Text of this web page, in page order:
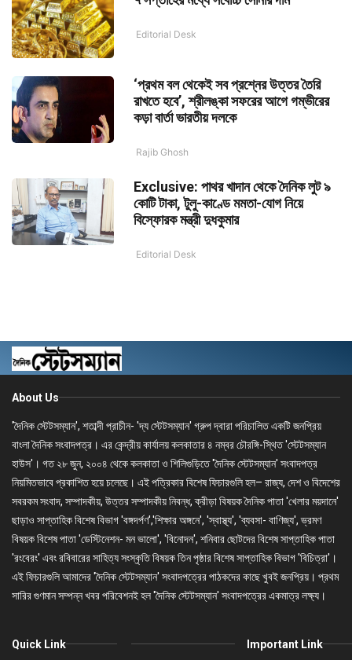
Editorial Desk
‘প্রথম বল থেকেই সব প্রশ্নের উত্তর তৈরি
রাখতে হবে’, শ্রীলঙ্কা সফরের আগে গম্ভীরের
কড়া বার্তা ভারতীয় দলকে
Rajib Ghosh
Exclusive: পাথর খাদান থেকে দৈনিক লুট ৯
কোটি টাকা, টুলু-কাণ্ডে মমতা-যোগ নিয়ে
বিস্ফোরক মন্ত্রী দুধকুমার
Editorial Desk
About Us
'দৈনিক স্টেটসম্যান', শতাব্দী প্রাচীন- 'দ্য স্টেটসম্যান' গ্রুপ দ্বারা পরিচালিত একটি জনপ্রিয়
বাংলা দৈনিক সংবাদপত্র। এর কেন্দ্রীয় কার্যালয় কলকাতার ৪ নম্বর চৌরঙ্গি-স্থিত 'স্টেটসম্যান
হাউস'। গত ২৮ জুন, ২০০৪ থেকে কলকাতা ও শিলিগুড়িতে 'দৈনিক স্টেটসম্যান' সংবাদপত্র
নিয়মিতভাবে প্রকাশিত হয়ে চলেছে। এই পত্রিকার বিশেষ ফিচারগুলি হল– রাজ্য, দেশ ও বিদেশের
সবরকম সংবাদ, সম্পাদকীয়, উত্তর সম্পাদকীয় নিবন্ধ, ক্রীড়া বিষয়ক দৈনিক পাতা 'খেলার ময়দানে'
ছাড়াও সাপ্তাহিক বিশেষ বিভাগ 'বঙ্গদর্পণ','শিক্ষার অঙ্গনে', 'স্বাস্থ্য', 'ব্যবসা- বাণিজ্য', ভ্রমণ
বিষয়ক বিশেষ পাতা 'ডেস্টিনেশন- মন ভালো', 'বিনোদন', শনিবার ছোটদের বিশেষ সাপ্তাহিক পাতা
'রংবেরং' এবং রবিবারের সাহিত্য সংস্কৃতি বিষয়ক তিন পৃষ্ঠার বিশেষ সাপ্তাহিক বিভাগ 'বিচিত্রা'।
এই ফিচারগুলি আমাদের 'দৈনিক স্টেটসম্যান' সংবাদপত্রের পাঠকদের কাছে খুবই জনপ্রিয়। প্রথম
সারির গুণমান সম্পন্ন খবর পরিবেশনই হল 'দৈনিক স্টেটসম্যান' সংবাদপত্রের একমাত্র লক্ষ্য।
Quick Link Important Link